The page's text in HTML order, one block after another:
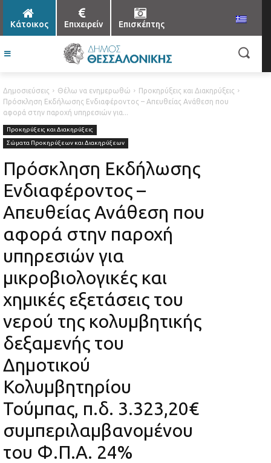
Κάτοικος Επιχειρείν Επισκέπτης
Δημοσιεύσεις Θέλω να ενημερωθώ
Προκηρύξεις και Διακηρύξεις
Πρόσκληση Εκδήλωσης Ενδιαφέροντος – Απευθείας Ανάθεση που
αφορά στην παροχή υπηρεσιών για...
Προκηρύξεις και Διακηρύξεις
Σώματα Προκηρύξεων και Διακηρύξεων
Πρόσκληση Εκδήλωσης
Ενδιαφέροντος –
Απευθείας Ανάθεση που
αφορά στην παροχή
υπηρεσιών για
μικροβιολογικές και
χημικές εξετάσεις του
νερού της κολυμβητικής
δεξαμενής του
Δημοτικού
Κολυμβητηρίου
Τούμπας, π.δ. 3.323,20€
συμπεριλαμβανομένου
του Φ.Π.Α. 24%